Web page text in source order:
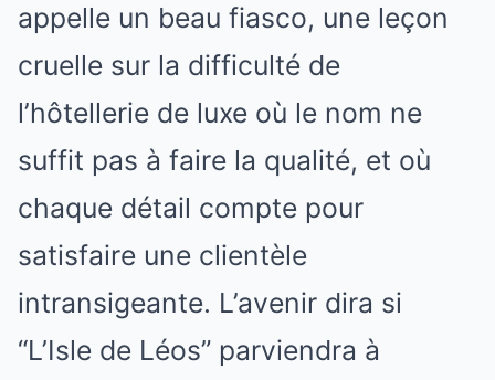
appelle un beau fiasco, une leçon
cruelle sur la difficulté de
l’hôtellerie de luxe où le nom ne
suffit pas à faire la qualité, et où
chaque détail compte pour
satisfaire une clientèle
intransigeante. L’avenir dira si
“L’Isle de Léos” parviendra à